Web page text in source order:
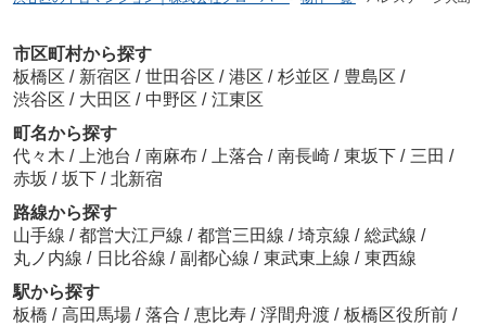
市区町村から探す
板橋区 / 新宿区 / 世田谷区 / 港区 / 杉並区 / 豊島区 /
渋谷区 / 大田区 / 中野区 / 江東区
町名から探す
代々木 / 上池台 / 南麻布 / 上落合 / 南長崎 / 東坂下 / 三田 /
赤坂 / 坂下 / 北新宿
路線から探す
山手線 / 都営大江戸線 / 都営三田線 / 埼京線 / 総武線 /
丸ノ内線 / 日比谷線 / 副都心線 / 東武東上線 / 東西線
駅から探す
板橋 / 高田馬場 / 落合 / 恵比寿 / 浮間舟渡 / 板橋区役所前 /